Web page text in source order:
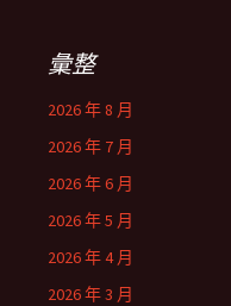
彙整
2026 年 8 月
2026 年 7 月
2026 年 6 月
2026 年 5 月
2026 年 4 月
2026 年 3 月